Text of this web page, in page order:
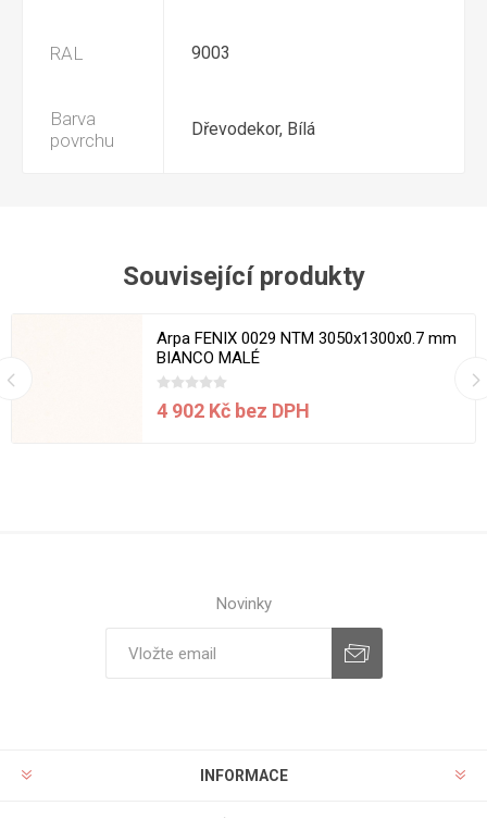
RAL 9003
Barva
povrchu
Dřevodekor, Bílá
Související produkty
Arpa FENIX 0029 NTM 3050x1300x0.7 mm
BIANCO MALÉ
4 902 Kč bez DPH
Novinky
INFORMACE